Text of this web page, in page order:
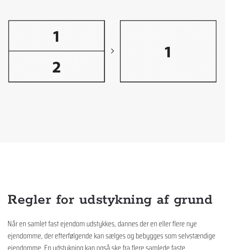
Regler for udstykning af grund
Når en samlet fast ejendom udstykkes, dannes der en eller flere nye
ejendomme, der efterfølgende kan sælges og bebygges som selvstændige